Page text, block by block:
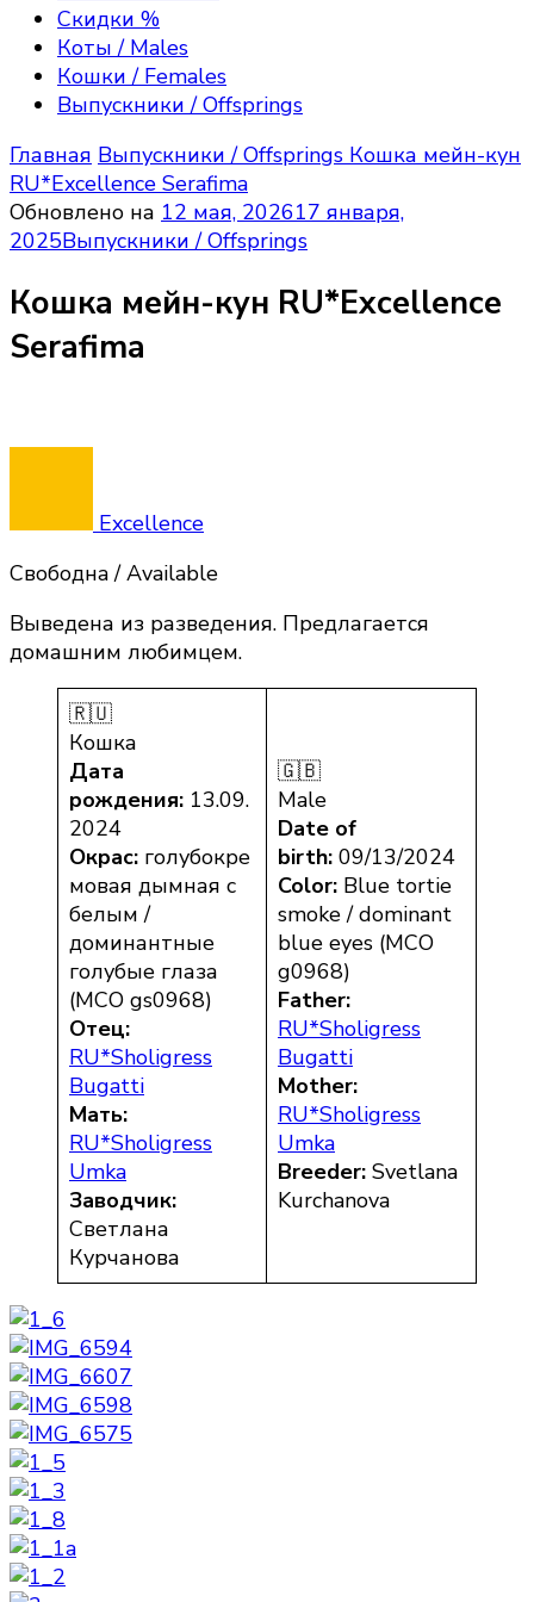
Excellence, Maine Coon kittens
породы мейн—кун, полюбоваться их красотой,
получить полезную информацию об их
содержании, зарезервировать или приобрести
котёнка породы мейн кун, на условиях Договора
Скидки %
Коты / Males
Кошки / Females
Выпускники / Offsprings
Главная Выпускники / Offsprings Кошка мейн-кун
RU*Excellence Serafima
Обновлено на 12 мая, 202617 января,
2025Выпускники / Offsprings
Кошка мейн-кун RU*Excellence
Serafima
Excellence
Свободнa / Available
Выведена из разведения. Предлагается
домашним любимцем.
🇷🇺
Кошка
Дата
рождения: 13.09.
2024
Окрас: голубокре
мовая дымная с
белым /
доминантные
голубые глаза
(MCO gs0968)
Отец:
RU*Sholigress
Bugatti
Мать:
RU*Sholigress
Umka
Заводчик:
Светлана
Курчанова
🇬🇧
Male
Date of
birth: 09/13/2024
Color: Blue tortie
smoke / dominant
blue eyes (MCO
g0968)
Father:
RU*Sholigress
Bugatti
Mother:
RU*Sholigress
Umka
Breeder: Svetlana
Kurchanova